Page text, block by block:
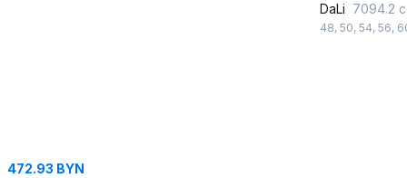
472.93 BYN
DaLi 7094.2
48, 50, 54, 56,